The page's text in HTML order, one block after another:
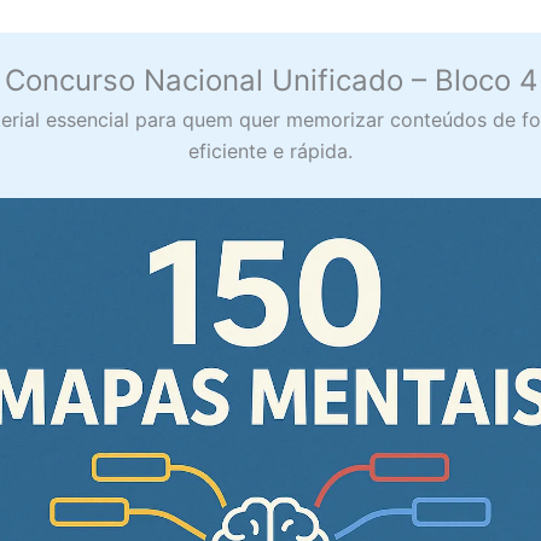
Concurso Nacional Unificado – Bloco 4
essencial para quem quer memorizar conteúdos de
eficiente e rápida.